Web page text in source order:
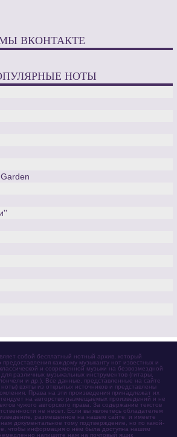
ВКОНТАКТЕ
НОТЫ
собой бесплатный нотный архив, который
каждому музыканту нот известных и
и современной музыки на безвозмездной
различных музыкальных инструментов (гитары,
и др.). Все данные, представленные на сайте
взяты из открытых источников и представлены
Права на эти произведения принадлежат их
на авторство размещаемых произведений и не
чужого авторского права. За содержание текстов
не несет. Если вы являетесь обладателем
размещенное на нашем сайте, и имеете
документальное тому подтверждение, но по какой-
чтобы информация о нём была доступна нашим
напишите нам на почтовый ящик